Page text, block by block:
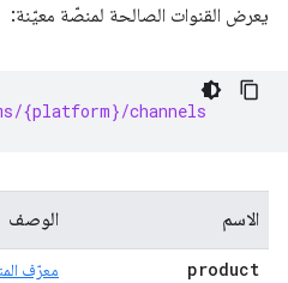
يعرض القنوات الصالحة لمنصّة معيّنة:
{platform}/channels
الاسم الوصف
product معرّف